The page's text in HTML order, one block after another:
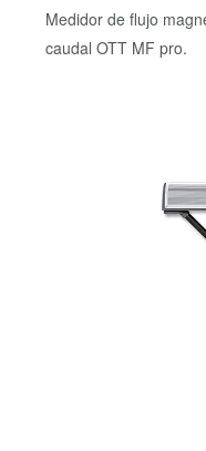
Medidor de flujo
caudal OTT MF pro.